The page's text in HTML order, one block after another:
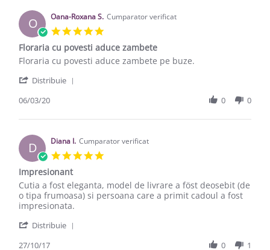
O Oana-Roxana S. Cumparator verificat
Floraria cu povesti aduce zambete
Review by Oana-Roxana S. on 6 Mar 2020
review stating Floraria cu povesti aduce zambete
Floraria cu povesti aduce zambete pe buze.
Distribuie
06/03/20 0 0
D Diana I. Cumparator verificat
Impresionant
Review by Diana I. on 27 Oct 2017
review stating Impresionant
Cutia a fost eleganta, model de livrare a föst deosebit (de
o tipa frumoasa) si persoana care a primit cadoul a fost
impresionata.
Distribuie
27/10/17 0 1